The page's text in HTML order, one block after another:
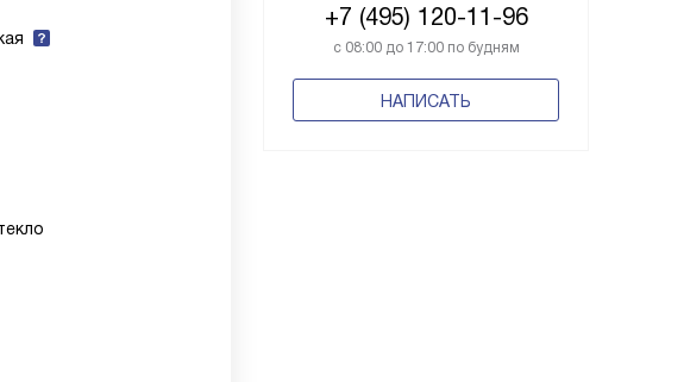
+7 (495) 120-11-96
с 08:00 до 17:00 по будням
НАПИСАТЬ